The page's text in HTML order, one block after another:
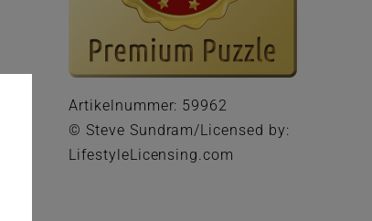
Artikelnummer: 59962
© Steve Sundram/Licensed by:
LifestyleLicensing.com